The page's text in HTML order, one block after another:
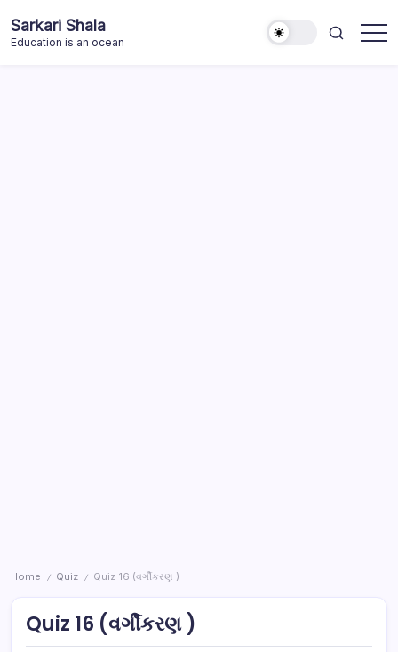
to
content
Sarkari Shala
Education is an ocean
Home / Quiz / Quiz 16 (વર્ગીકરણ )
Quiz 16 (વર્ગીકરણ )